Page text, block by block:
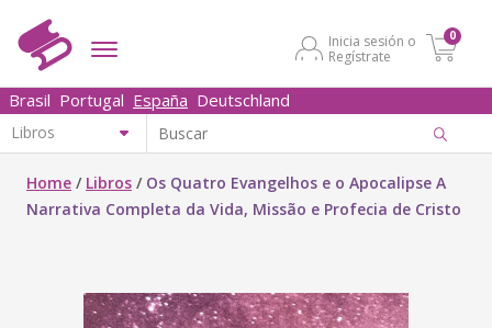
Inicia sesión o
Regístrate
0
Brasil Portugal España Deutschland
Home / Libros / Os Quatro Evangelhos e o Apocalipse A
Narrativa Completa da Vida, Missão e Profecia de Cristo